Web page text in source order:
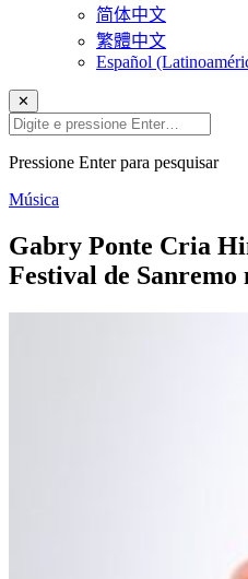
简体中文
繁體中文
Español
✕
Pressione Enter para pesquisar
Música
Gabry Ponte Cria
Festival de Sanremo